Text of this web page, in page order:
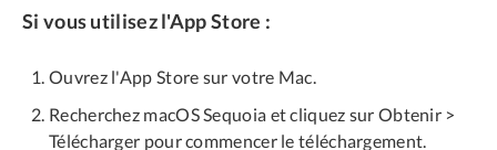
Si vous utilisez l'App Store :
Ouvrez l'App Store sur votre Mac.
Recherchez macOS Sequoia et cliquez sur Obtenir >
Télécharger pour commencer le téléchargement.